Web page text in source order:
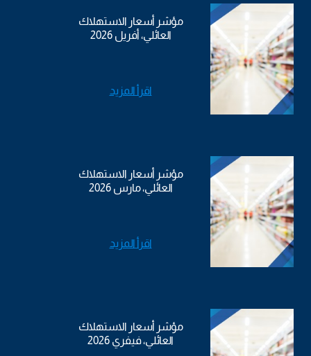
مؤشر أسعار الاستهلاك
العائلي، أفريل 2026
اقرأ المزيد
مؤشر أسعار الاستهلاك
العائلي، مارس 2026
اقرأ المزيد
مؤشر أسعار الاستهلاك
العائلي، فيفري 2026